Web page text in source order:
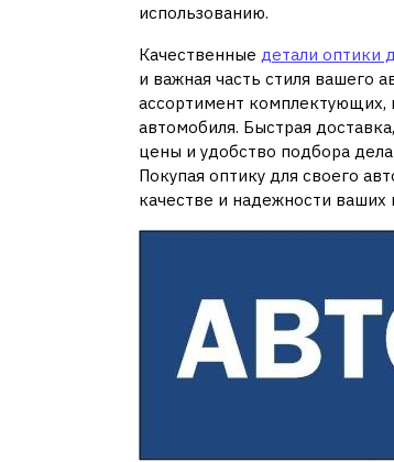
использованию.
Качественные детали оптики
и важная часть стиля вашего
ассортимент комплектующих,
автомобиля. Быстрая
цены и удобство подбора
Покупая оптику для своего
качестве и надежности ваших